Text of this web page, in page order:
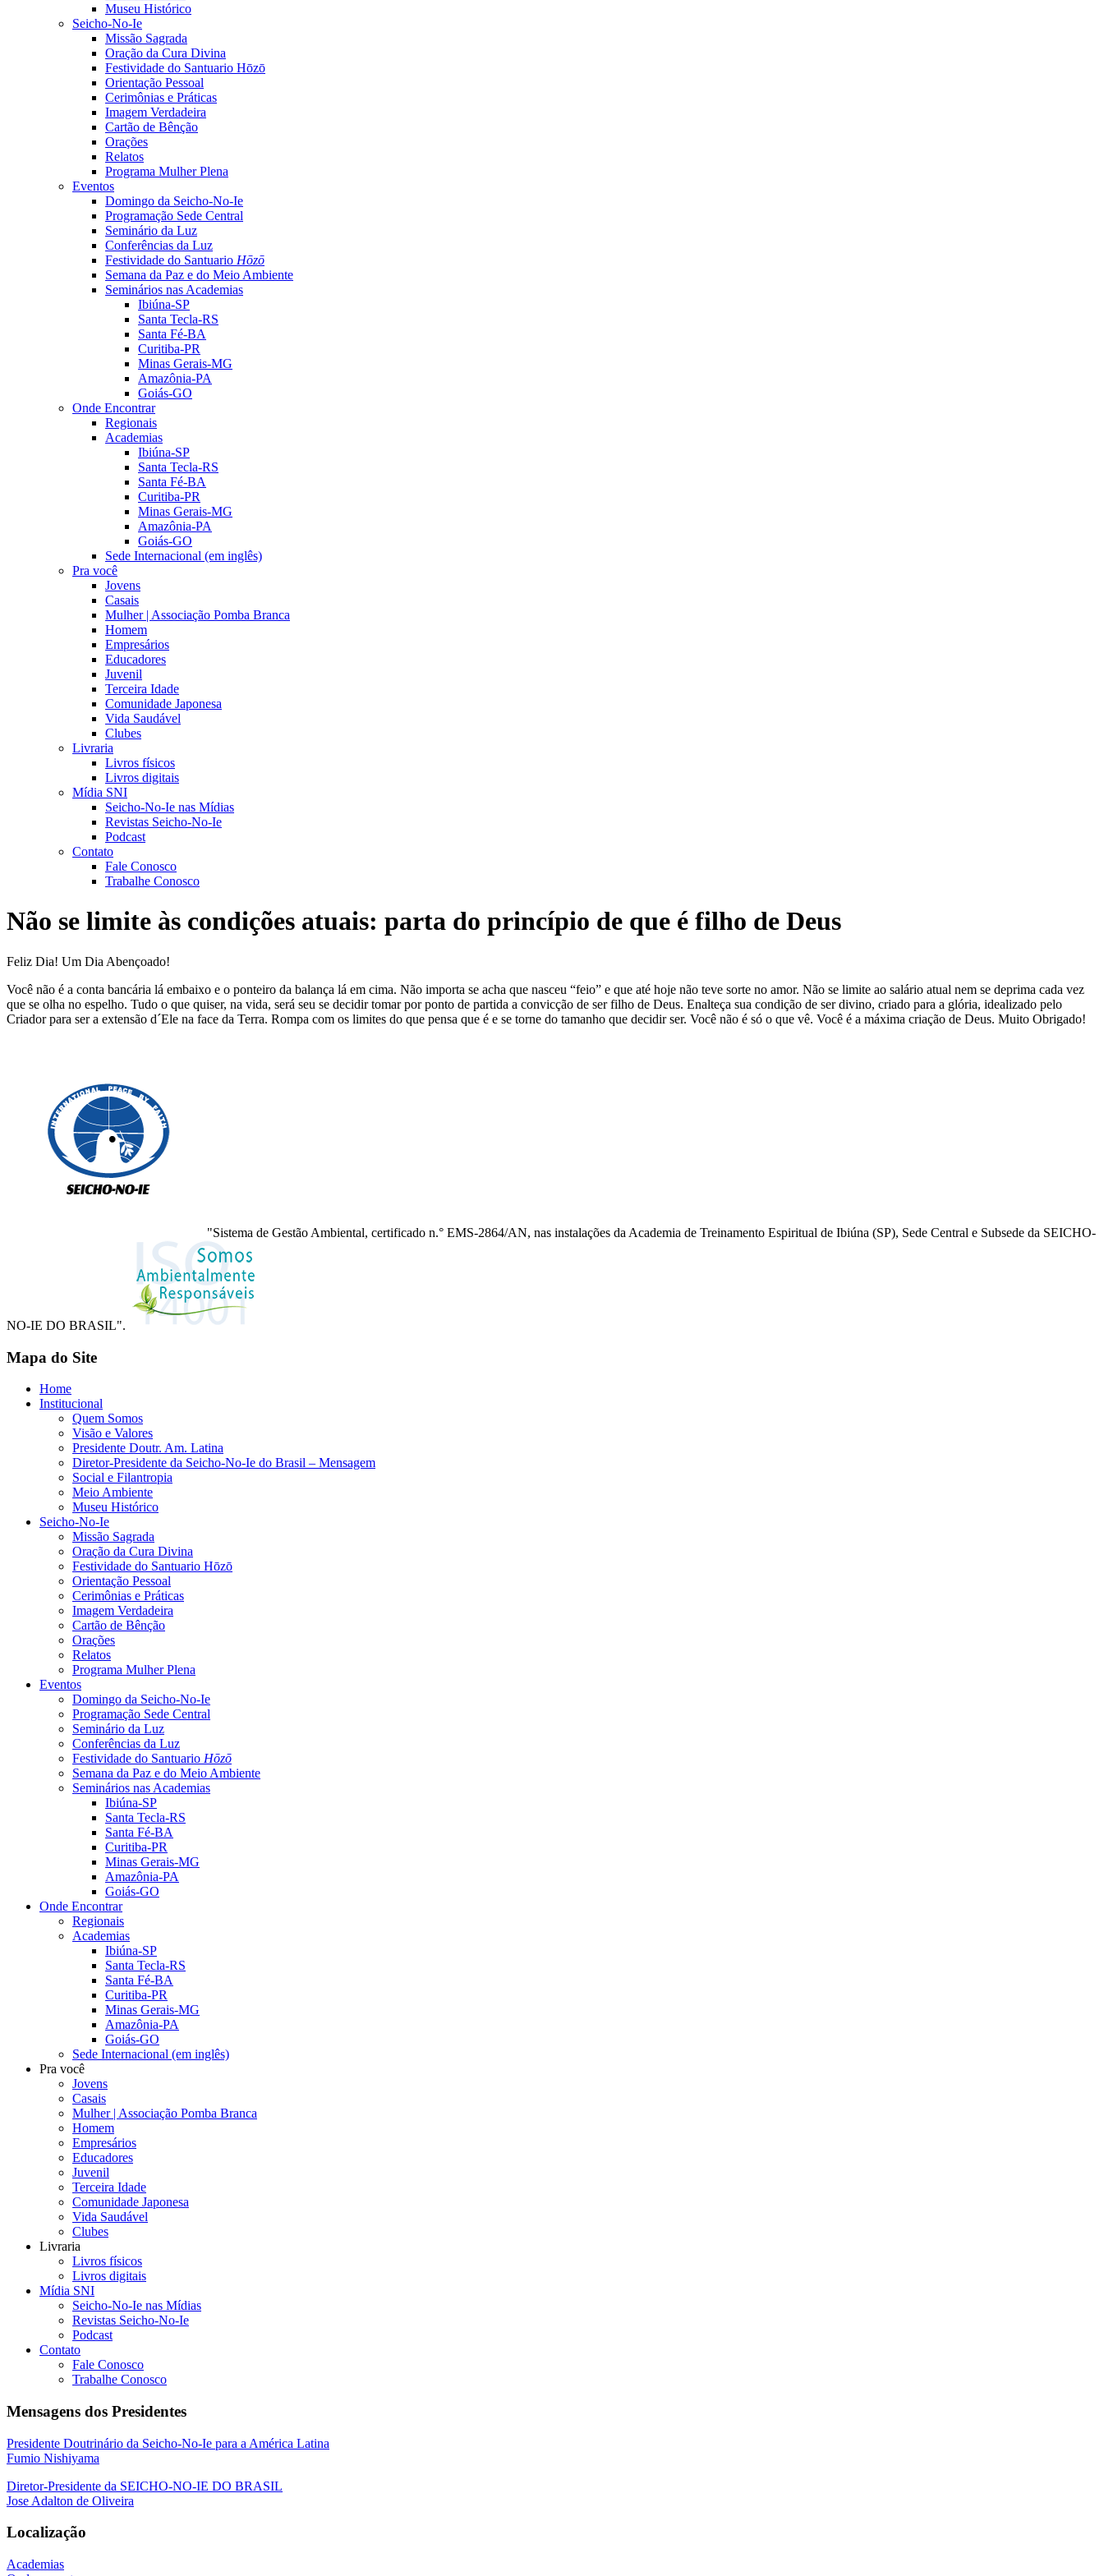
Museu Histórico
Seicho-No-Ie
Missão Sagrada
Oração da Cura Divina
Festividade do Santuario Hōzō
Orientação Pessoal
Cerimônias e Práticas
Imagem Verdadeira
Cartão de Bênção
Orações
Relatos
Programa Mulher Plena
Eventos
Domingo da Seicho-No-Ie
Programação Sede Central
Seminário da Luz
Conferências da Luz
Festividade do Santuario Hōzō
Semana da Paz e do Meio Ambiente
Seminários nas Academias
Ibiúna-SP
Santa Tecla-RS
Santa Fé-BA
Curitiba-PR
Minas Gerais-MG
Amazônia-PA
Goiás-GO
Onde Encontrar
Regionais
Academias
Ibiúna-SP
Santa Tecla-RS
Santa Fé-BA
Curitiba-PR
Minas Gerais-MG
Amazônia-PA
Goiás-GO
Sede Internacional (em inglês)
Pra você
Jovens
Casais
Mulher | Associação Pomba Branca
Homem
Empresários
Educadores
Juvenil
Terceira Idade
Comunidade Japonesa
Vida Saudável
Clubes
Livraria
Livros físicos
Livros digitais
Mídia SNI
Seicho-No-Ie nas Mídias
Revistas Seicho-No-Ie
Podcast
Contato
Fale Conosco
Trabalhe Conosco
Não se limite às condições atuais: parta do princípio de que é filho de Deus
Feliz Dia! Um Dia Abençoado!
Você não é a conta bancária lá embaixo e o ponteiro da balança lá em cima. Não importa se acha que nasceu “feio” e que até hoje não teve sorte no amor. Não se limite ao salário atual nem se deprima cada vez
que se olha no espelho. Tudo o que quiser, na vida, será seu se decidir tomar por ponto de partida a convicção de ser filho de Deus. Enalteça sua condição de ser divino, criado para a glória, idealizado pelo
Criador para ser a extensão d´Ele na face da Terra. Rompa com os limites do que pensa que é e se torne do tamanho que decidir ser. Você não é só o que vê. Você é a máxima criação de Deus. Muito Obrigado!
"Sistema de Gestão Ambiental, certificado n.° EMS-2864/AN, nas instalações da Academia de Treinamento Espiritual de Ibiúna (SP), Sede Central e Subsede da SEICHO-
NO-IE DO BRASIL".
Mapa do Site
Home
Institucional
Quem Somos
Visão e Valores
Presidente Doutr. Am. Latina
Diretor-Presidente da Seicho-No-Ie do Brasil – Mensagem
Social e Filantropia
Meio Ambiente
Museu Histórico
Seicho-No-Ie
Missão Sagrada
Oração da Cura Divina
Festividade do Santuario Hōzō
Orientação Pessoal
Cerimônias e Práticas
Imagem Verdadeira
Cartão de Bênção
Orações
Relatos
Programa Mulher Plena
Eventos
Domingo da Seicho-No-Ie
Programação Sede Central
Seminário da Luz
Conferências da Luz
Festividade do Santuario Hōzō
Semana da Paz e do Meio Ambiente
Seminários nas Academias
Ibiúna-SP
Santa Tecla-RS
Santa Fé-BA
Curitiba-PR
Minas Gerais-MG
Amazônia-PA
Goiás-GO
Onde Encontrar
Regionais
Academias
Ibiúna-SP
Santa Tecla-RS
Santa Fé-BA
Curitiba-PR
Minas Gerais-MG
Amazônia-PA
Goiás-GO
Sede Internacional (em inglês)
Pra você
Jovens
Casais
Mulher | Associação Pomba Branca
Homem
Empresários
Educadores
Juvenil
Terceira Idade
Comunidade Japonesa
Vida Saudável
Clubes
Livraria
Livros físicos
Livros digitais
Mídia SNI
Seicho-No-Ie nas Mídias
Revistas Seicho-No-Ie
Podcast
Contato
Fale Conosco
Trabalhe Conosco
Mensagens dos Presidentes
Presidente Doutrinário da Seicho-No-Ie para a América Latina
Fumio Nishiyama
Diretor-Presidente da SEICHO-NO-IE DO BRASIL
Jose Adalton de Oliveira
Localização
Academias